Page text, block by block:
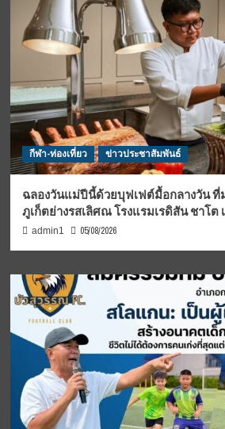
กีฬา-ท่องเที่ยว ข่าวประชาสัมพันธ์
ฉลองวันแม่ปีนี้ด้วยบุฟเฟต์มื้อกลางวัน ที่
ภูเก็ตย่างรสเลิศณ โรงแรมเรดิสัน ชาโต
admin1 05/08/2026